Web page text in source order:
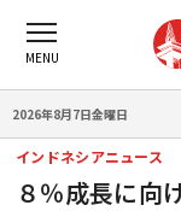
2026年8月7日金曜日
インドネシアニュース
８％成長に向